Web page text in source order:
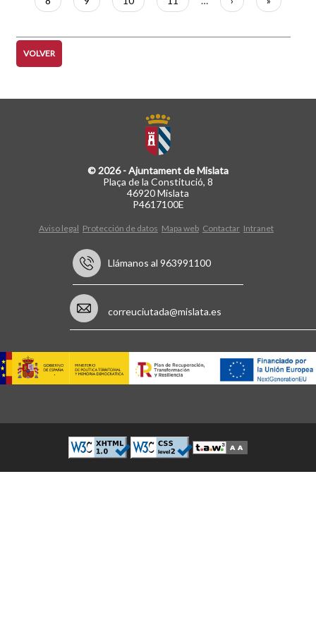
página
página
VOLVER
© 2026 - Ajuntament de Mislata
Plaça de la Constitució, 8
46920 Mislata
P4617100E
Aviso legal Protección de datos Mapa web Contactar Intranet
Llámanos al 963991100
correuciutada@mislata.es